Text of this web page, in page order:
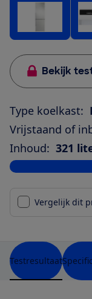
Bekijk
Type koelkast:
Vrijstaand of
Inhoud: 321
Bekijk alle
Vergelijk dit
Testresultaat